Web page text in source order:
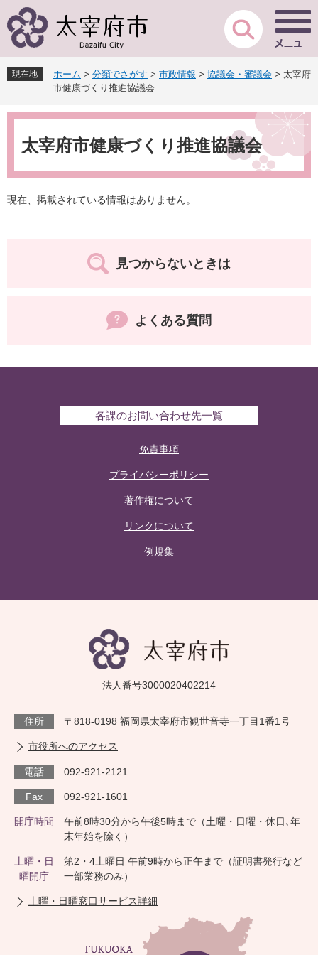
ー
先
頭
す
ニ
を
飛
し
現在地 ホーム > 分類でさがす > 市政情報 > 協議会・審議会 > 太宰府
市健康づくり推進協議会
本
太宰府市健康づくり推進協議会
現在、掲載されている情報はありません。
見つからないときは
よくある質問
各課のお問い合わせ先一覧
免責事項
プライバシーポリシー
著作権について
リンクについて
例規集
法人番号3000020402214
住所 〒818-0198 福岡県太宰府市観世音寺一丁目1番1号
市役所へのアクセス
電話 092-921-2121
Fax 092-921-1601
開庁時間
午前8時30分から午後5時まで（土曜・日曜・休日､年
末年始を除く）
土曜・日
曜開庁
第2・4土曜日 午前9時から正午まで（証明書発行など
一部業務のみ）
土曜・日曜窓口サービス詳細